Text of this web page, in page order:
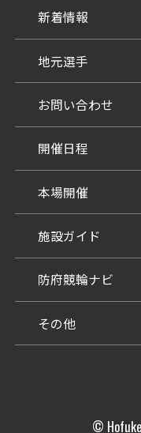
新着情報
地元選手
お問い合わせ
開催日程
本場開催
開催展望記事
パンフレット
出場予定選手
出走表
イベント＆
施設ガイド
施設紹介
KEIRINパーク
アクセス
防府競輪ナビ
車券の購入方法
その他
©